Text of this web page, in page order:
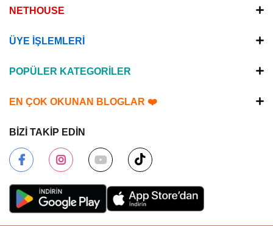
NETHOUSE
ÜYE İŞLEMLERİ
POPÜLER KATEGORİLER
EN ÇOK OKUNAN BLOGLAR ❤️
BİZİ TAKİP EDİN